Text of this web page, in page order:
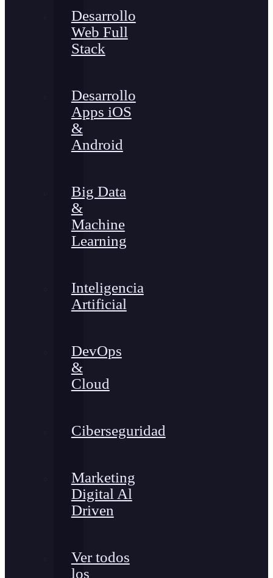
Desarrollo
Web Full
Stack
Desarrollo
Apps iOS
&
Android
Big Data
&
Machine
Learning
Inteligencia
Artificial
DevOps
&
Cloud
Ciberseguridad
Marketing
Digital Al
Driven
Ver todos
los